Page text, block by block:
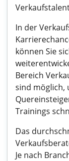
In der
können Sie
Bereich
sind möglich,
Trainings
Das
Je nach